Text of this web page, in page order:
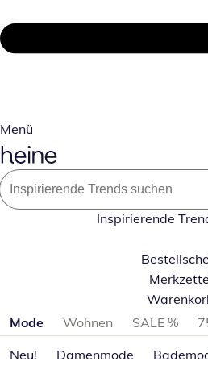
Menü
Inspirierende
Produktkategorien überspringen
Mode Wohnen SALE %
Neu!
Damenmode